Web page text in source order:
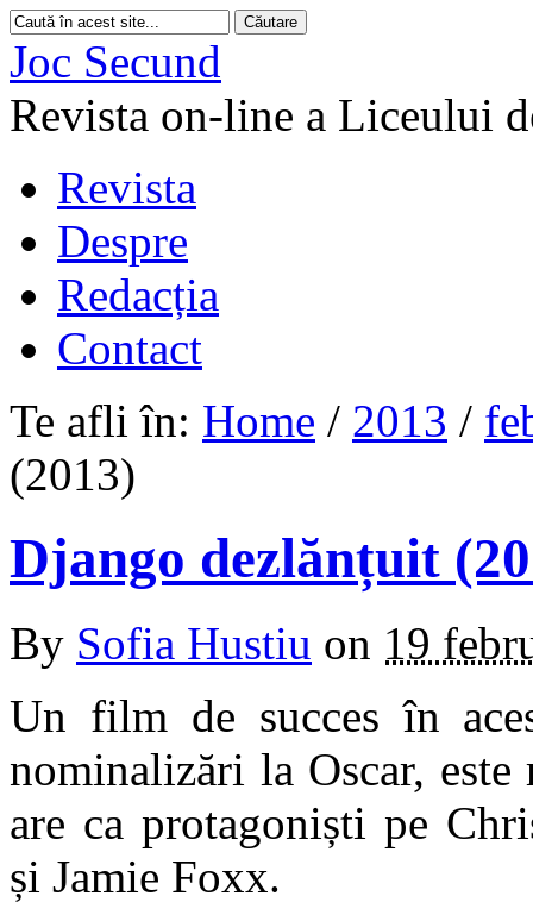
Joc Secund
Revista on-line a Liceului
Revista
Despre
Redacția
Contact
Te afli în: Home / 2013 /
(2013)
Django dezlănțuit
By Sofia Hustiu on 19
Un film de succes în
nominalizări la Oscar,
are ca protagoniști pe
și Jamie Foxx.